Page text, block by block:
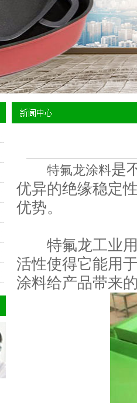
​特氟龙涂料是
优异的绝缘稳定
优势。
特氟龙工业用
活性使得它能用
涂料给产品带来